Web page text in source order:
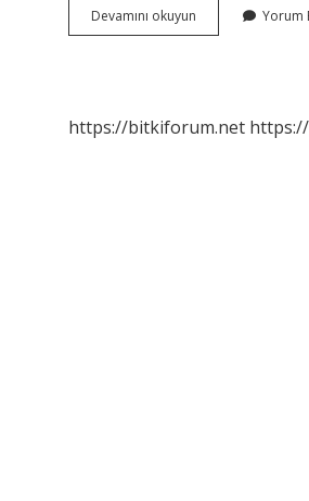
Devamını okuyun
Hangi
Yorum
https://bitkiforum.net